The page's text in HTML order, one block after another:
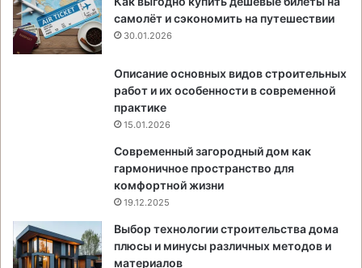
самолёт и сэкономить на путешествии
30.01.2026
Описание основных видов строительных
работ и их особенности в современной
практике
15.01.2026
Современный загородный дом как
гармоничное пространство для
комфортной жизни
19.12.2025
Выбор технологии строительства дома
плюсы и минусы различных методов и
материалов